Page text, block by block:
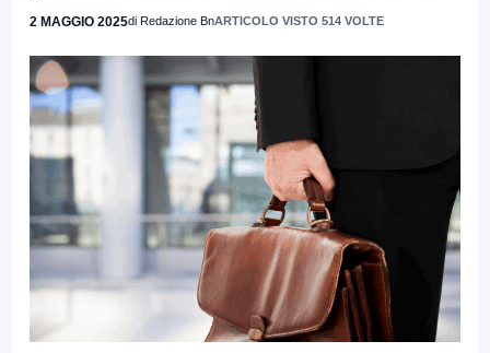
2 MAGGIO 2025di Redazione BnARTICOLO VISTO 514 VOLTE